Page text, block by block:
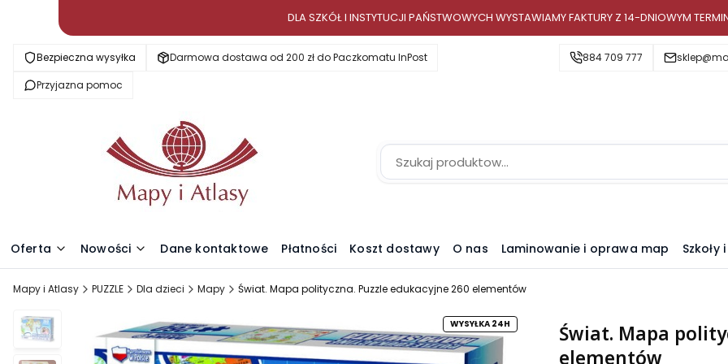
DLA SZKÓŁ I INSTYTUCJI PAŃSTWOWYCH WYSTAWIAMY FAKTURY Z 14-DNIOWYM
Bezpieczna wysyłka
Darmowa dostawa od 200 zł do Paczkomatu InPost
Przyjazna pomoc
884 709 777
Oferta Nowości Dane kontaktowe Płatności Koszt dostawy O nas Laminowanie i oprawa map
Mapy i Atlasy PUZZLE Dla dzieci Mapy Świat. Mapa polityczna. Puzzle edukacyjne 260 elementów
WYSYŁKA 24H
Świat. Mapa
elementów